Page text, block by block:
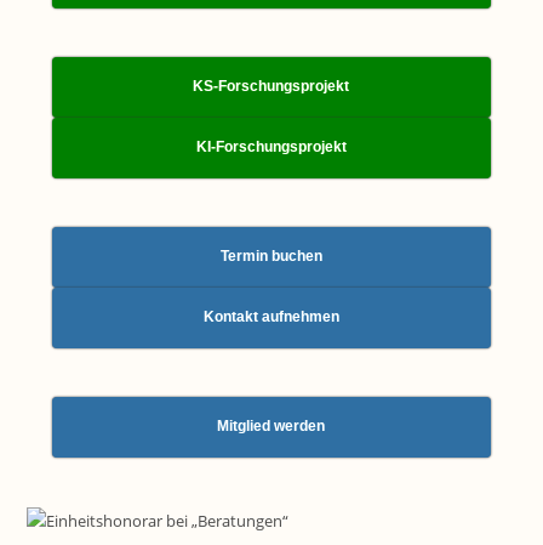
KS-Forschungsprojekt
KI-Forschungsprojekt
Termin buchen
Kontakt aufnehmen
Mitglied werden